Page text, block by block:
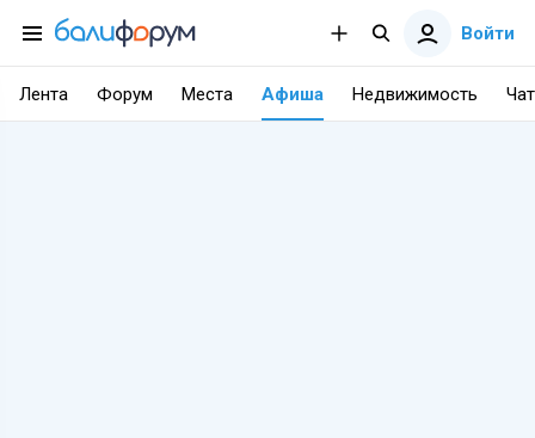
Войти
Лента Форум Места Афиша Недвижимость Чат